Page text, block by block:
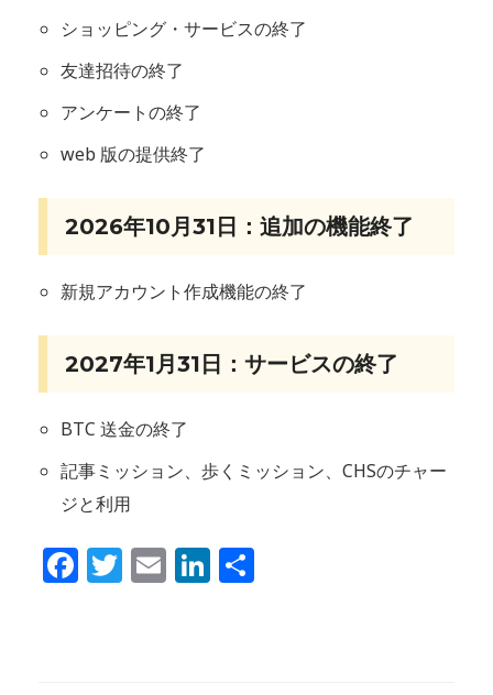
ショッピング・サービスの終了
友達招待の終了
アンケートの終了
web 版の提供終了
2026年10月31日：追加の機能終了
新規アカウント作成機能の終了
2027年1月31日：サービスの終了
BTC 送金の終了
記事ミッション、歩くミッション、CHSのチャー
ジと利用
Facebook
Twitter
EmailLinkedIn